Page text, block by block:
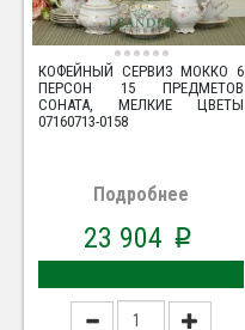
КОФЕЙНЫЙ СЕРВИЗ МОККО 6
ПЕРСОН 15 ПРЕДМЕТОВ
СОНАТА, МЕЛКИЕ ЦВЕТЫ
07160713-0158
Подробнее
23 904 p